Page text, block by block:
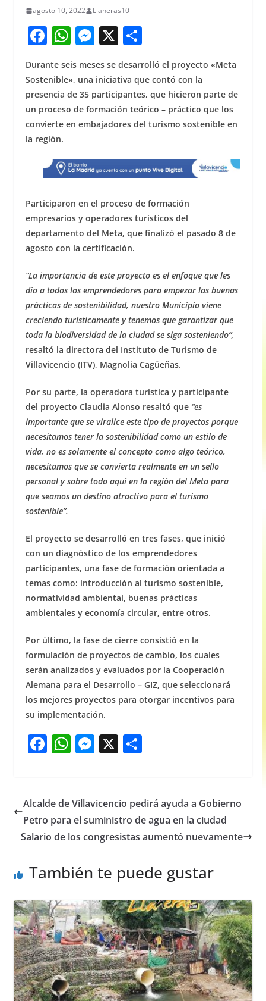
agosto 10, 2022 Llaneras10
F
c
e
b
o
o
k
W
h
at
s
A
p
M
ss
e
n
g
X S
h
ar
e
Durante seis meses se desarrolló el proyecto «Meta
Sostenible», una iniciativa que contó con la
presencia de 35 participantes, que hicieron parte de
un proceso de formación teórico – práctico que los
convierte en embajadores del turismo sostenible en
la región.
Participaron en el proceso de formación
empresarios y operadores turísticos del
departamento del Meta, que finalizó el pasado 8 de
agosto con la certificación.
“La importancia de este proyecto es el enfoque que les
dio a todos los emprendedores para empezar las buenas
prácticas de sostenibilidad, nuestro Municipio viene
creciendo turísticamente y tenemos que garantizar que
toda la biodiversidad de la ciudad se siga sosteniendo”,
resaltó la directora del Instituto de Turismo de
Villavicencio (ITV), Magnolia Cagüeñas.
Por su parte, la operadora turística y participante
del proyecto Claudia Alonso resaltó que “es
importante que se viralice este tipo de proyectos porque
necesitamos tener la sostenibilidad como un estilo de
vida, no es solamente el concepto como algo teórico,
necesitamos que se convierta realmente en un sello
personal y sobre todo aquí en la región del Meta para
que seamos un destino atractivo para el turismo
sostenible”.
El proyecto se desarrolló en tres fases, que inició
con un diagnóstico de los emprendedores
participantes, una fase de formación orientada a
temas como: introducción al turismo sostenible,
normatividad ambiental, buenas prácticas
ambientales y economía circular, entre otros.
Por último, la fase de cierre consistió en la
formulación de proyectos de cambio, los cuales
serán analizados y evaluados por la Cooperación
Alemana para el Desarrollo – GIZ, que seleccionará
los mejores proyectos para otorgar incentivos para
su implementación.
F
e
b
o
k
W
s
A
p
M
e
n
g
X S
e
Alcalde de Villavicencio pedirá ayuda a Gobierno
Petro para el suministro de agua en la ciudad
Salario de los congresistas aumentó nuevamente
También te puede gustar